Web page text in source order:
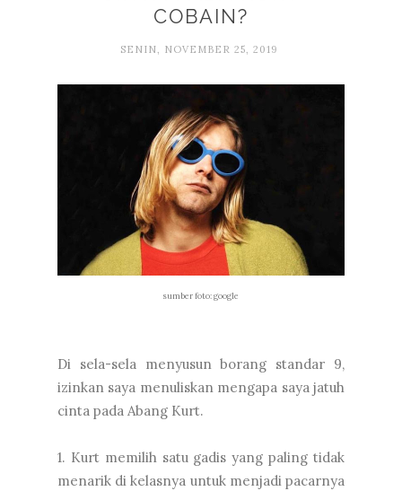
COBAIN?
SENIN, NOVEMBER 25, 2019
sumber foto: google
Di sela-sela menyusun borang standar 9,
izinkan saya menuliskan mengapa saya jatuh
cinta pada Abang Kurt.
1. Kurt memilih satu gadis yang paling tidak
menarik di kelasnya untuk menjadi pacarnya